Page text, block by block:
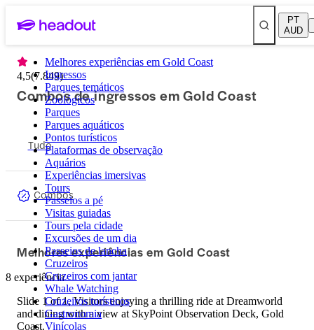
PT
AUD
Melhores experiências em Gold Coast
Ingressos
Parques temáticos
Zoológicos
Parques
Parques aquáticos
Pontos turísticos
Plataformas de observação
Aquários
Experiências imersivas
Tours
Passeios a pé
Visitas guiadas
Tours pela cidade
Excursões de um dia
Passeios de lancha
Cruzeiros
Cruzeiros com jantar
Whale Watching
Cruzeiros turísticos
Gastronomia
Vinícolas
4,5(7.849)
Combos de ingressos em Gold Coast
Tudo
Combos
Melhores experiências em Gold Coast
8 experiência
Slide 1 of 1, Visitors enjoying a thrilling ride at Dreamworld
and dining with a view at SkyPoint Observation Deck, Gold
Coast.